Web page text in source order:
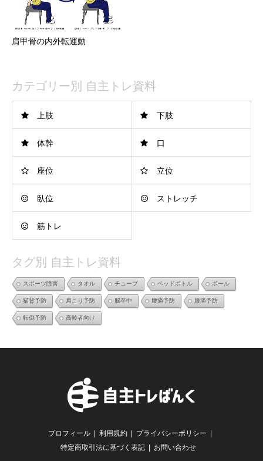
肩甲骨の内外転運動
カテゴリー別 自主トレ資料
上肢 下肢
体幹 口
座位 立位
臥位 ストレッチ
筋トレ
タグ別 自主トレ資料
スポーツ障害 タオル チューブ ペッドボトル ボール
猫背予防 肩こり予防 脳卒中 腰痛予防 膝痛予防
転倒予防 高齢者向け
プロフィール 利用規約
プライバシーポリシー
特定商取引法に基づく表記
お問い合わせ